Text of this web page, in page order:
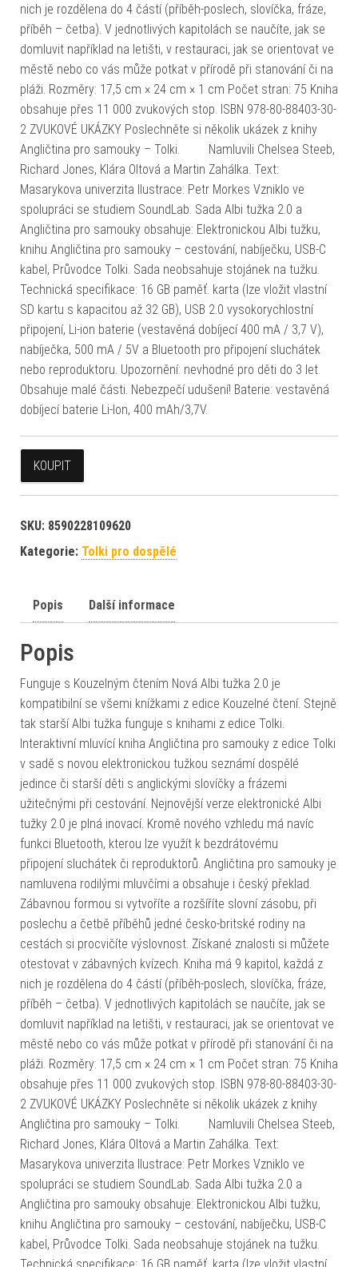
nich je rozdělena do 4 částí (příběh-poslech, slovíčka, fráze,
příběh – četba). V jednotlivých kapitolách se naučíte, jak se
domluvit například na letišti, v restauraci, jak se orientovat ve
městě nebo co vás může potkat v přírodě při stanování či na
pláži. Rozměry: 17,5 cm × 24 cm × 1 cm Počet stran: 75 Kniha
obsahuje přes 11 000 zvukových stop. ISBN 978-80-88403-30-
2 ZVUKOVÉ UKÁZKY Poslechněte si několik ukázek z knihy
Angličtina pro samouky – Tolki. Namluvili Chelsea Steeb,
Richard Jones, Klára Oltová a Martin Zahálka. Text:
Masarykova univerzita Ilustrace: Petr Morkes Vzniklo ve
spolupráci se studiem SoundLab. Sada Albi tužka 2.0 a
Angličtina pro samouky obsahuje: Elektronickou Albi tužku,
knihu Angličtina pro samouky – cestování, nabíječku, USB-C
kabel, Průvodce Tolki. Sada neobsahuje stojánek na tužku.
Technická specifikace: 16 GB paměť. karta (lze vložit vlastní
SD kartu s kapacitou až 32 GB), USB 2.0 vysokorychlostní
připojení, Li-ion baterie (vestavěná dobíjecí 400 mA / 3,7 V),
nabíječka, 500 mA / 5V a Bluetooth pro připojení sluchátek
nebo reproduktoru. Upozornění: nevhodné pro děti do 3 let.
Obsahuje malé části. Nebezpečí udušení! Baterie: vestavěná
dobíjecí baterie Li-Ion, 400 mAh/3,7V.
KOUPIT
SKU: 8590228109620
Kategorie: Tolki pro dospělé
Popis Další informace
Popis
Funguje s Kouzelným čtením Nová Albi tužka 2.0 je
kompatibilní se všemi knížkami z edice Kouzelné čtení. Stejně
tak starší Albi tužka funguje s knihami z edice Tolki.
Interaktivní mluvící kniha Angličtina pro samouky z edice Tolki
v sadě s novou elektronickou tužkou seznámí dospělé
jedince či starší děti s anglickými slovíčky a frázemi
užitečnými při cestování. Nejnovější verze elektronické Albi
tužky 2.0 je plná inovací. Kromě nového vzhledu má navíc
funkci Bluetooth, kterou lze využít k bezdrátovému
připojení sluchátek či reproduktorů. Angličtina pro samouky je
namluvena rodilými mluvčími a obsahuje i český překlad.
Zábavnou formou si vytvoříte a rozšíříte slovní zásobu, při
poslechu a četbě příběhů jedné česko-britské rodiny na
cestách si procvičíte výslovnost. Získané znalosti si můžete
otestovat v zábavných kvízech. Kniha má 9 kapitol, každá z
nich je rozdělena do 4 částí (příběh-poslech, slovíčka, fráze,
příběh – četba). V jednotlivých kapitolách se naučíte, jak se
domluvit například na letišti, v restauraci, jak se orientovat ve
městě nebo co vás může potkat v přírodě při stanování či na
pláži. Rozměry: 17,5 cm × 24 cm × 1 cm Počet stran: 75 Kniha
obsahuje přes 11 000 zvukových stop. ISBN 978-80-88403-30-
2 ZVUKOVÉ UKÁZKY Poslechněte si několik ukázek z knihy
Angličtina pro samouky – Tolki. Namluvili Chelsea Steeb,
Richard Jones, Klára Oltová a Martin Zahálka. Text:
Masarykova univerzita Ilustrace: Petr Morkes Vzniklo ve
spolupráci se studiem SoundLab. Sada Albi tužka 2.0 a
Angličtina pro samouky obsahuje: Elektronickou Albi tužku,
knihu Angličtina pro samouky – cestování, nabíječku, USB-C
kabel, Průvodce Tolki. Sada neobsahuje stojánek na tužku.
Technická specifikace: 16 GB paměť. karta (lze vložit vlastní